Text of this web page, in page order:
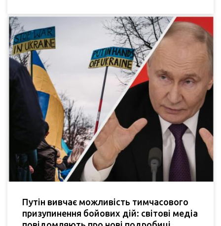
Путін вивчає можливість тимчасового
призупинення бойових дій: світові медіа